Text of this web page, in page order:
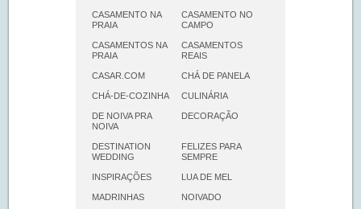
CASAMENTO NA
PRAIA
CASAMENTO NO
CAMPO
CASAMENTOS NA
PRAIA
CASAMENTOS
REAIS
CASAR.COM CHÁ DE PANELA
CHÁ-DE-COZINHA CULINÁRIA
DE NOIVA PRA
NOIVA
DECORAÇÃO
DESTINATION
WEDDING
FELIZES PARA
SEMPRE
INSPIRAÇÕES LUA DE MEL
MADRINHAS NOIVADO